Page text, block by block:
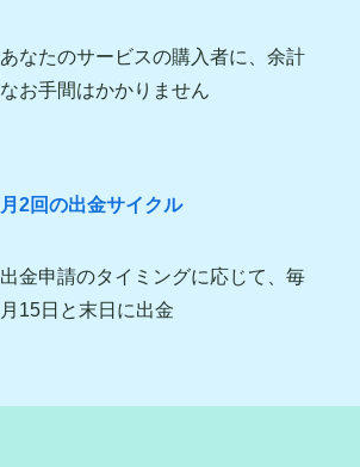
あなたのサービスの購入者に、余計
なお手間はかかりません
月2回の出金サイクル
出金申請のタイミングに応じて、毎
月15日と末日に出金